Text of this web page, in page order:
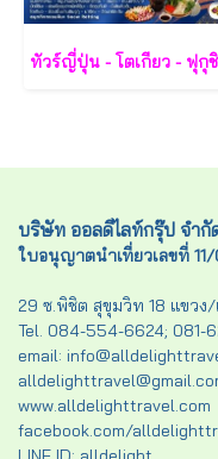
บริษัท ออลดีไลท์กรุ๊ป จำกั
ใบอนุญาตนำเที่ยวเลขที่
29 ซ.พิชิต สุขุมวิท 18 แขวง/
Tel. 084-554-6624; 081-
email:
www.alldelighttravel.com
facebook.com/